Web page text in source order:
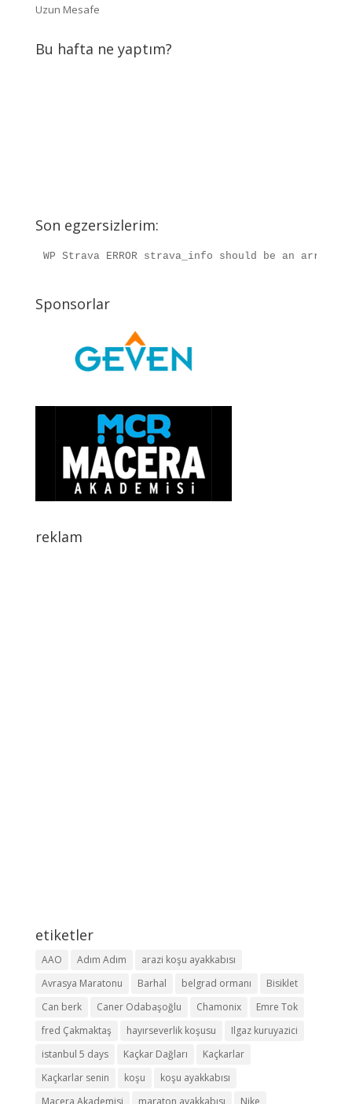
Uzun Mesafe
Bu hafta ne yaptım?
Son egzersizlerim:
WP Strava ERROR strava_info should be an
Sponsorlar
reklam
etiketler
AAO Adım Adım
arazi koşu ayakkabısı
Avrasya Maratonu
Barhal belgrad ormanı
Bisiklet
Can berk
Caner Odabaşoğlu Chamonix
Emre Tok
fred Çakmaktaş
hayırseverlik koşusu
Ilgaz kuruyazici
istanbul 5 days
Kaçkar Dağları
Kaçkarlar
Kaçkarlar senin
koşu
koşu ayakkabısı
Macera Akademisi
maraton ayakkabısı Nike